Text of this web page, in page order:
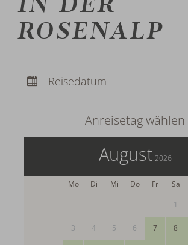
ROSENALP
Abreise:keine Auswahl
Reisedatum
Anreisetag wählen
August 2026
Mo Di Mi Do Fr Sa
1
3 4 5 6 7 8